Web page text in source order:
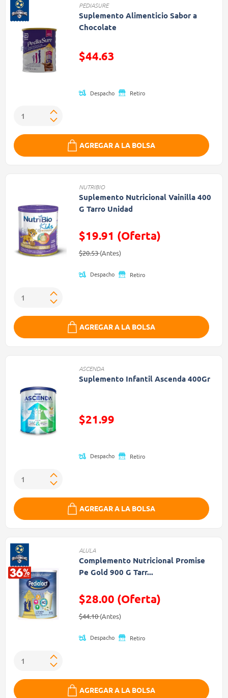
PEDIASURE
Suplemento Alimenticio Sabor a
Chocolate
Precio reducido de
$44.63
Despacho Retiro
AGREGAR A LA BOLSA
NUTRIBIO
Suplemento Nutricional Vainilla 400
G Tarro Unidad
$19.91 (Oferta)
Precio reducido de
$20.53(Antes)(Oferta)
Despacho Retiro
AGREGAR A LA BOLSA
ASCENDA
Suplemento Infantil Ascenda 400Gr
Precio reducido de
$21.99
Despacho Retiro
AGREGAR A LA BOLSA
ALULA
Complemento Nutricional Promise
Pe Gold 900 G Tarr...
$28.00 (Oferta)
Precio reducido de
$44.10(Antes)(Oferta)
Despacho Retiro
AGREGAR A LA BOLSA